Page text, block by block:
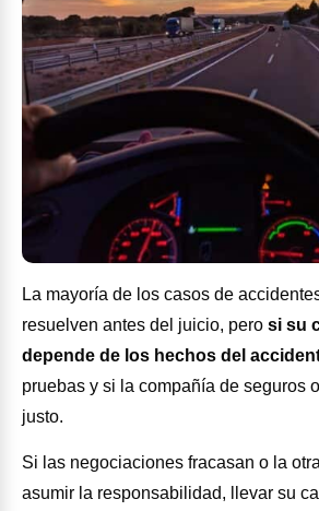
La mayoría de los casos de
resuelven antes del juicio, pero si su
depende de los hechos del
pruebas y si la compañía de seguros
justo.
Si las negociaciones fracasan o la
asumir la responsabilidad, llevar su